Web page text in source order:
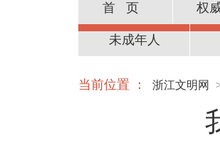
首页 权
公民道德
未成年人
当前位置 ： 浙江文明网